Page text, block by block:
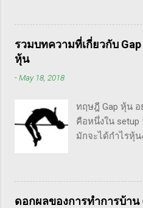
คุณถือมีราคาล
ดังนั้น invester
ร่วงทำให้เขาต้อ
หายมากที่สุด ป
ตอนแรกซื้อหุ้น เ
คือ ซื้อมาขายไป
ภาษาไทยในอีก
O'Neil Disciple:
in the Stock
Kacher อีกเล่มก็
เลี่ยม โอนีล ชื่อ
Stocks Short อี
แกแบบมั่วๆ หลา
กฎ Pocket
เป็นแฟนคลับขอ
ชอบเพราะเราต่
รวมบทความที่เกี่ยวกับ
หุ้น
-May 18, 2018
ทฤษฎี Gap หุ้น อ
คือหนึ่งใน
มักจะได้กำไรหุ้น
ผมทำการบ้าน
ผมจะชอบมาก แ
ตัวนะครับ มีล้มเ
ดอกผลของการทำการบ้าน